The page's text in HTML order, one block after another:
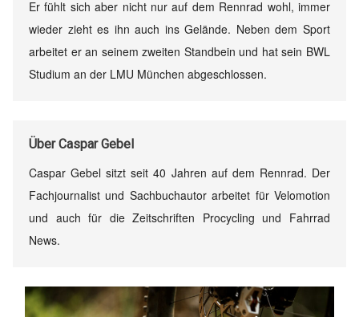
Er fühlt sich aber nicht nur auf dem Rennrad wohl, immer
wieder zieht es ihn auch ins Gelände. Neben dem Sport
arbeitet er an seinem zweiten Standbein und hat sein BWL
Studium an der LMU München abgeschlossen.
Über Caspar Gebel
Caspar Gebel sitzt seit 40 Jahren auf dem Rennrad. Der
Fachjournalist und Sachbuchautor arbeitet für Velomotion
und auch für die Zeitschriften Procycling und Fahrrad
News.